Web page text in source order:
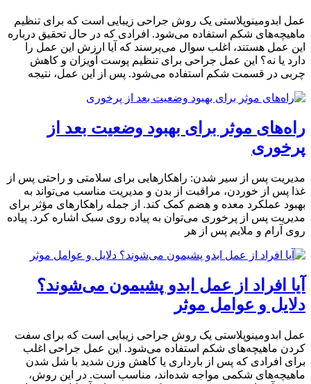
عمل ابدومینوپلاستی یک روش جراحی زیبایی است که برای تنظیم
ماهیچه‌های شکم استفاده می‌شود. افرادی که در حال تحقیق درباره
این عمل هستند، اغلب سوال می‌پرسند که آیا ارزش این عمل را
دارد یا نه؟ این عمل جراحی برای تنظیم پوست آویزان و کاهش
چربی در قسمت شکم استفاده می‌شود. پس از این عمل، نتیجه
راه‌های موثر برای بهبود وضعیت بعد از
پرخوری
مدیریت پس از سیر شدن: راهکارهایی برای سلامتی و راحتی پس از
غذا پس از خوردن، مراقبت از بدن و مدیریت مناسب می‌تواند به
بهبود عملکرد معده و هضم کمک کند. از جمله راهکارهای مؤثر برای
مدیریت پس از پرخوری می‌توان به پیاده روی سبک اشاره کرد. پیاده
روی آرام و ملایم پس از هر
آیا افراد از عمل ابدو پشیمون می‌شوند؟
دلایل و عوامل موثر
عمل ابدومینوپلاستی یک روش جراحی زیبایی است که برای سفت
کردن ماهیچه‌های شکم استفاده می‌شود. این عمل جراحی اغلب
برای افرادی که پس از بارداری یا کاهش وزن شدید با شل شدن
ماهیچه‌های شکمی مواجه شده‌اند، مناسب است. در این روش،